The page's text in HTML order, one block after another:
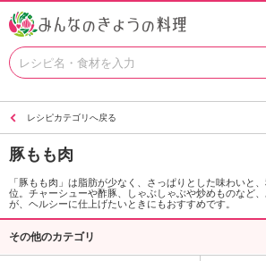
お
い
を
見
つ
よ
レシピカテゴリへ戻る
豚もも肉
「豚もも肉」は脂肪が少なく、さっぱりとした味わいと
位。チャーシューや酢豚、しゃぶしゃぶや炒めものなど
が、ヘルシーに仕上げたいときにもおすすめです。
その他のカテゴリ